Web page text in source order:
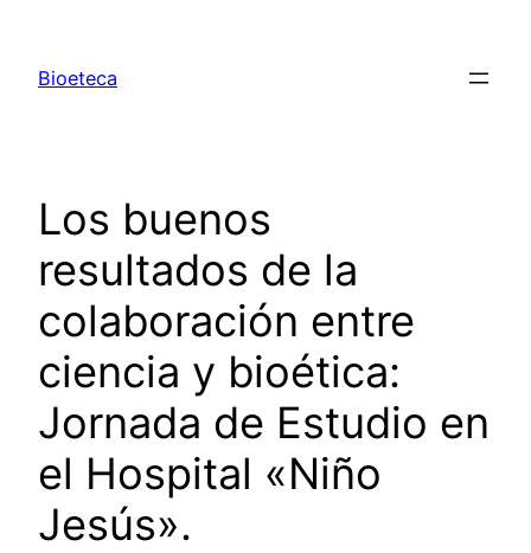
contenido
Bioeteca
Los buenos
resultados de la
colaboración entre
ciencia y bioética:
Jornada de Estudio en
el Hospital «Niño
Jesús».